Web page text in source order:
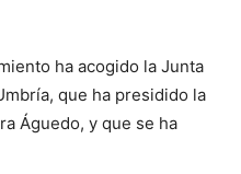
ha acogido la Junta
que ha presidido la
Águedo, y que se ha